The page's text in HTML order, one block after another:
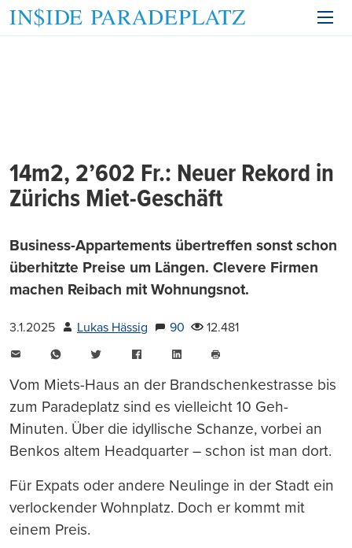
14m2, 2’602 Fr.: Neuer Rekord in
Zürichs Miet-Geschäft
Business-Appartements übertreffen sonst schon
überhitzte Preise um Längen. Clevere Firmen
machen Reibach mit Wohnungsnot.
3.1.2025 Lukas Hässig 90
12.481
WhatsAppTwitter FacebookLinkedIn
drucken
Vom Miets-Haus an der Brandschenkestrasse bis
zum Paradeplatz sind es vielleicht 10 Geh-
Minuten. Über die idyllische Schanze, vorbei an
Benkos altem Headquarter – schon ist man dort.
Für Expats oder andere Neulinge in der Stadt ein
verlockender Wohnplatz. Doch er kommt mit
einem Preis.